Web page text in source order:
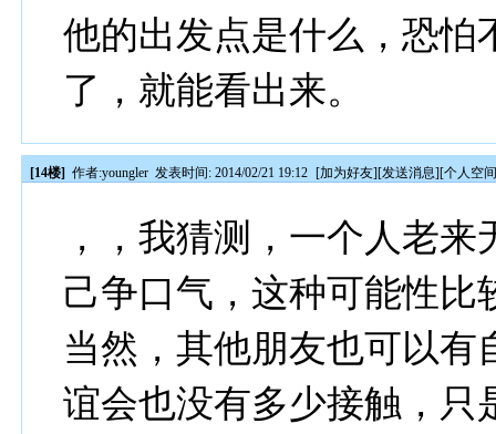
他的出发点是什么，恐怕
了，就能看出来。
[14楼] 作者:youngler 发表时间: 2014/02/21 19:12 [加为好友][发送消息][个人空
，，我猜测，一个人老
己争口气，这种可能性比
当然，其他朋友也可以
谊会也没有多少接触，只